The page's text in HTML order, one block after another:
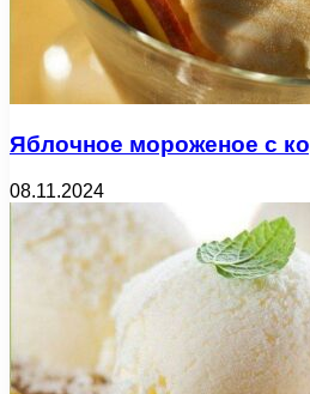
Яблочное мороженое с
08.11.2024